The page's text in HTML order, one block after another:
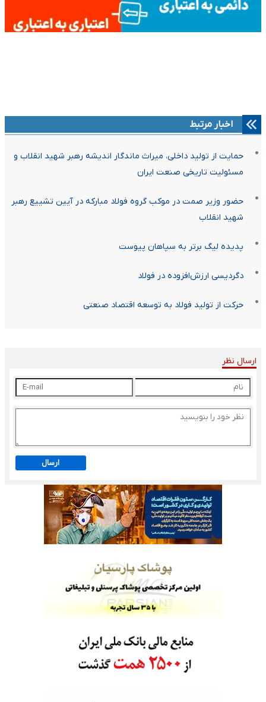
اخبار مرتبط
حمایت از تولید داخلی، میراث ماندگار اندیشه رهبر شهید انقلاب و
مسئولیت تاریخی صنعت ایران
حضور وزیر صمت در موکب گروه فولاد مبارکه در آیین تشییع رهبر
شهید انقلاب
پدیده لیگ برتر به سپاهان پیوست
دگردیسی ارزش‌افزوده در فولاد
حرکت از تولید فولاد به توسعه اقتصاد صنعتی
ارسال نظر
ارسال